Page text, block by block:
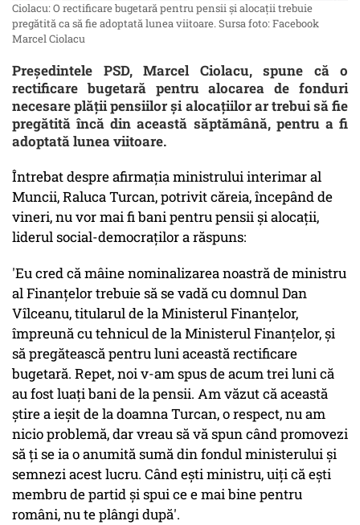
Ciolacu: O rectificare bugetară pentru pensii şi alocaţii trebuie
pregătită ca să fie adoptată lunea viitoare. Sursa foto: Facebook
Marcel Ciolacu
Preşedintele PSD, Marcel Ciolacu, spune că o
rectificare bugetară pentru alocarea de fonduri
necesare plăţii pensiilor şi alocaţiilor ar trebui să fie
pregătită încă din această săptămână, pentru a fi
adoptată lunea viitoare.
Întrebat despre afirmaţia ministrului interimar al
Muncii, Raluca Turcan, potrivit căreia, începând de
vineri, nu vor mai fi bani pentru pensii şi alocaţii,
liderul social-democraţilor a răspuns:
'Eu cred că mâine nominalizarea noastră de ministru
al Finanţelor trebuie să se vadă cu domnul Dan
Vîlceanu, titularul de la Ministerul Finanţelor,
împreună cu tehnicul de la Ministerul Finanţelor, şi
să pregătească pentru luni această rectificare
bugetară. Repet, noi v-am spus de acum trei luni că
au fost luaţi bani de la pensii. Am văzut că această
ştire a ieşit de la doamna Turcan, o respect, nu am
nicio problemă, dar vreau să vă spun când promovezi
să ţi se ia o anumită sumă din fondul ministerului şi
semnezi acest lucru. Când eşti ministru, uiţi că eşti
membru de partid şi spui ce e mai bine pentru
români, nu te plângi după'.